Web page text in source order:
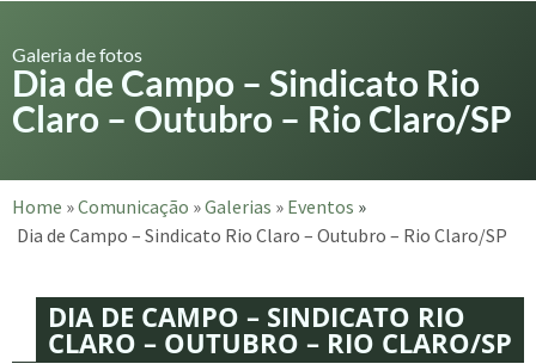
Galeria de fotos
Dia de Campo – Sindicato Rio
Claro – Outubro – Rio Claro/SP
Home »Comunicação »Galerias » Eventos »
Dia de Campo – Sindicato Rio Claro – Outubro – Rio Claro/SP
DIA DE CAMPO – SINDICATO RIO
CLARO – OUTUBRO – RIO CLARO/SP